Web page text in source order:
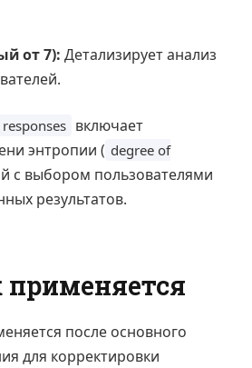
от 7): Детализирует анализ
включает
энтропии ( degree of
с выбором пользователями
результатов.
применяется
после основного
для корректировки